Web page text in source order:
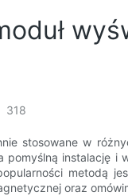
318
stosowane w
instalację i
metodą
oraz